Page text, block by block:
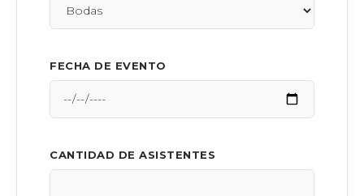
FECHA DE EVENTO
CANTIDAD DE ASISTENTES